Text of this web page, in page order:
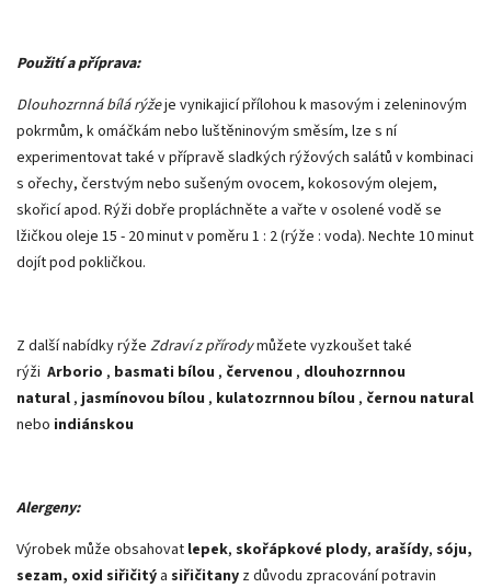
Použití a příprava:
Dlouhozrnná bílá rýžeje vynikajicí přílohou k masovým i zeleninovým
pokrmům, k omáčkám nebo luštěninovým směsím, lze s ní
experimentovat také v přípravě sladkých rýžových salátů v kombinaci
s ořechy, čerstvým nebo sušeným ovocem, kokosovým olejem,
skořicí apod. Rýži dobře propláchněte a vařte v osolené vodě se
lžičkou oleje 15 - 20 minut v poměru 1 : 2 (rýže : voda). Nechte 10 minut
dojít pod pokličkou.
Z další nabídky rýže Zdraví z přírodymůžete vyzkoušet také
rýži Arborio , basmati bílou , červenou , dlouhozrnnou
natural , jasmínovou bílou , kulatozrnnou bílou , černou natural
nebo indiánskou
Alergeny:
Výrobek může obsahovat lepek, skořápkové plody, arašídy, sóju,
sezam, oxid siřičitý a siřičitany z důvodu zpracování potravin